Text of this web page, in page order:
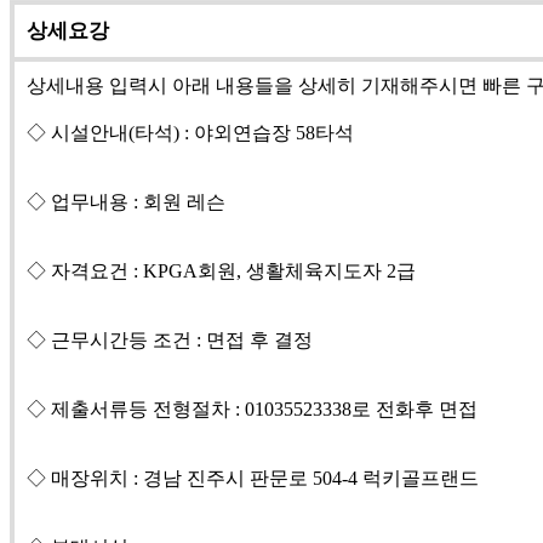
상세요강
상세내용 입력시 아래 내용들을 상세히 기재해주시면 빠른
◇ 시설안내(타석) : 야외연습장 58타석
◇ 업무내용 : 회원 레슨
◇ 자격요건 : KPGA회원, 생활체육지도자 2급
◇ 근무시간등 조건 : 면접 후 결정
◇ 제출서류등 전형절차 : 01035523338로 전화후 면접
◇ 매장위치 : 경남 진주시 판문로 504-4 럭키골프랜드